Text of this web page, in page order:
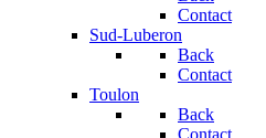
Contact
Sud-Luberon
Back
Contact
Toulon
Back
Contact